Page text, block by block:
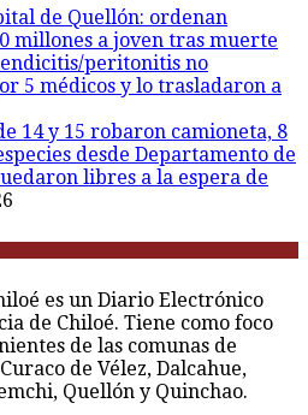
de Quellón: ordenan
millones a joven tras muerte
peritonitis no
5 médicos y lo trasladaron a
14 y 15 robaron camioneta, 8
desde Departamento de
libres a la espera de
es un Diario Electrónico
de Chiloé. Tiene como foco
de las comunas de
de Vélez, Dalcahue,
Quellón y Quinchao.